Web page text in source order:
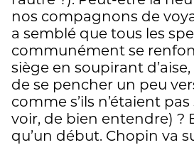
nos compagnons de
a semblé que tous les
communément se
siège en soupirant
de se pencher un peu
comme s’ils n’étaient
voir, de bien entendre) ?
qu’un début. Chopin va